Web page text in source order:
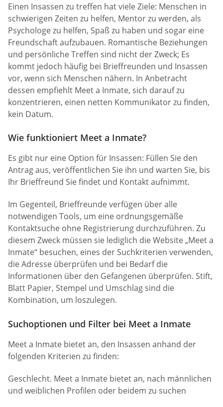
Einen Insassen zu treffen hat viele Ziele: Menschen in
schwierigen Zeiten zu helfen, Mentor zu werden, als
Psychologe zu helfen, Spaß zu haben und sogar eine
Freundschaft aufzubauen. Romantische Beziehungen
und persönliche Treffen sind nicht der Zweck; Es
kommt jedoch häufig bei Brieffreunden und Insassen
vor, wenn sich Menschen nähern. In Anbetracht
dessen empfiehlt Meet a Inmate, sich darauf zu
konzentrieren, einen netten Kommunikator zu finden,
kein Datum.
Wie funktioniert Meet a Inmate?
Es gibt nur eine Option für Insassen: Füllen Sie den
Antrag aus, veröffentlichen Sie ihn und warten Sie, bis
Ihr Brieffreund Sie findet und Kontakt aufnimmt.
Im Gegenteil, Brieffreunde verfügen über alle
notwendigen Tools, um eine ordnungsgemäße
Kontaktsuche ohne Registrierung durchzuführen. Zu
diesem Zweck müssen sie lediglich die Website „Meet a
Inmate“ besuchen, eines der Suchkriterien verwenden,
die Adresse überprüfen und bei Bedarf die
Informationen über den Gefangenen überprüfen. Stift,
Blatt Papier, Stempel und Umschlag sind die
Kombination, um loszulegen.
Suchoptionen und Filter bei Meet a Inmate
Meet a Inmate bietet an, den Insassen anhand der
folgenden Kriterien zu finden:
Geschlecht. Meet a Inmate bietet an, nach männlichen
und weiblichen Profilen oder beidem zu suchen